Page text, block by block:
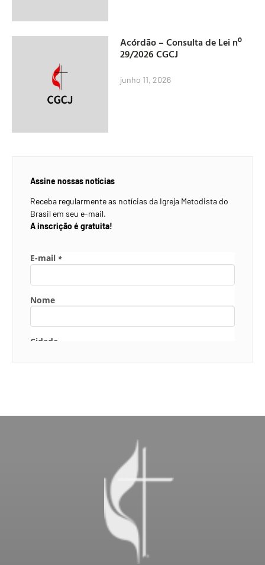
Acórdão – Consulta de Lei nº
29/2026 CGCJ
junho 11, 2026
Assine nossas notícias
Receba regularmente as notícias da Igreja Metodista do
Brasil em seu e-mail.
A inscrição é gratuita!